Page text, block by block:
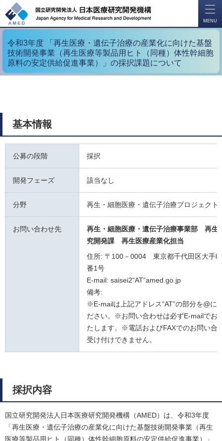
MENU
令和3年度 「再生医療・遺伝子治療の産業化に向けた基盤
技術開発事業（再生医療等製品用ヒト（同種）体性幹細胞
原料の安定供給促進事業）」の採択課題について
基本情報
公募の段階 採択
開発フェーズ 該当なし
分野 再生・細胞医療・遺伝子治療プロジェクト
お問い合わせ先
再生・細胞医療・遺伝子治療事業部 再生
究開発課
再生医療産業化担当
住所: 〒100－0004 東京都千代田区大手
番1号
E-mail: saisei2“AT”amed.go.jp
備考:
※E-mailは上記アドレス“AT”の部分を@に
ださい。※お問い合わせは必ずE-mailでお
たします。※電話およびFAXでのお問い合
受け付けできません。
採択内容
国立研究開発法人日本医療研究開発機構（AMED）は、令和3年度
「再生医療・遺伝子治療の産業化に向けた基盤技術開発事業（再生
医療等製品用ヒト（同種）体性幹細胞原料の安定供給促進事業）」